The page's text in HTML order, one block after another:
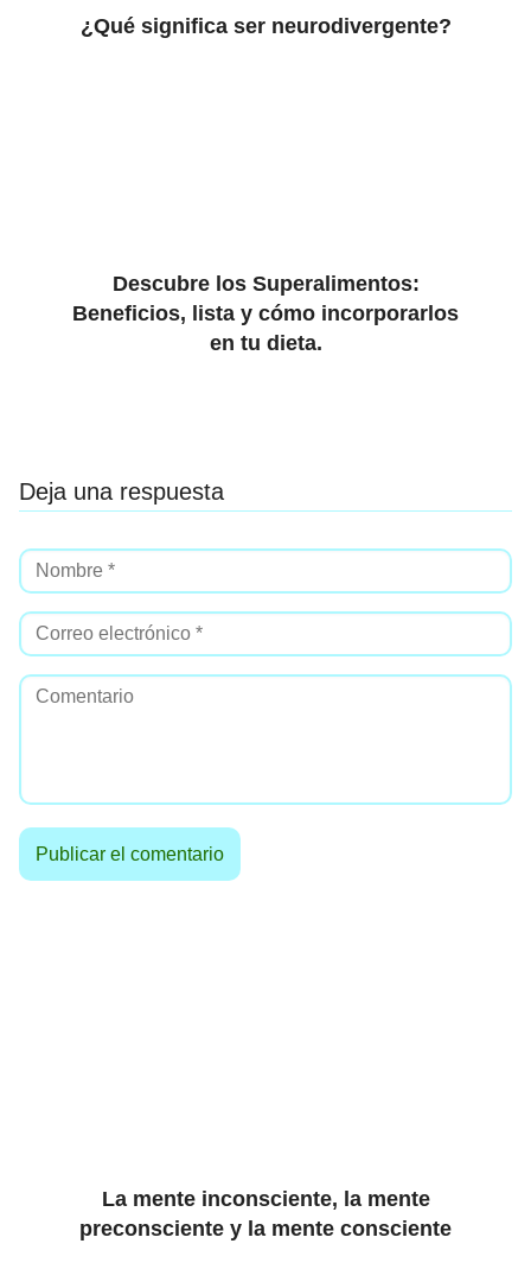
¿Qué significa ser neurodivergente?
Descubre los Superalimentos:
Beneficios, lista y cómo incorporarlos
en tu dieta.
Deja una respuesta
La mente inconsciente, la mente
preconsciente y la mente consciente